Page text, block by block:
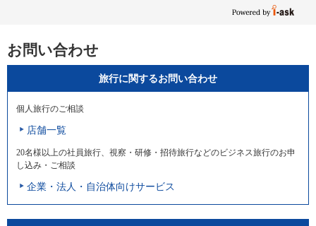
お問い合わせ
旅行に関するお問い合わせ
個人旅行のご相談
店舗一覧
20名様以上の社員旅行、視察・研修・招待旅行などのビジネス旅行のお申
し込み・ご相談
企業・法人・自治体向けサービス